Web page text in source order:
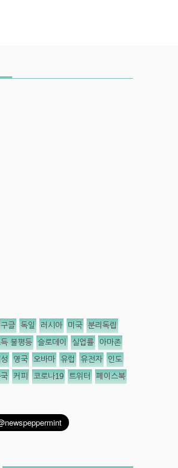
구글 독일 러시아 미국 분리독립
불평등 슬로데이 실업률 아마존
영국 오바마 유럽 유전자 인도
커피 코로나19 트위터 페이스북